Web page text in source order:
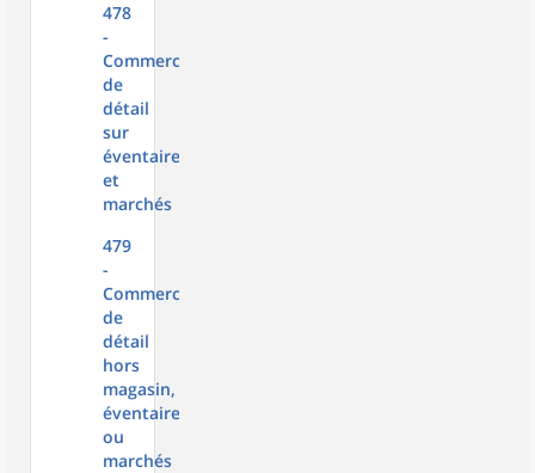
478
-
Commerce
de
détail
sur
éventaires
et
marchés
479
-
Commerce
de
détail
hors
magasin,
éventaires
ou
marchés